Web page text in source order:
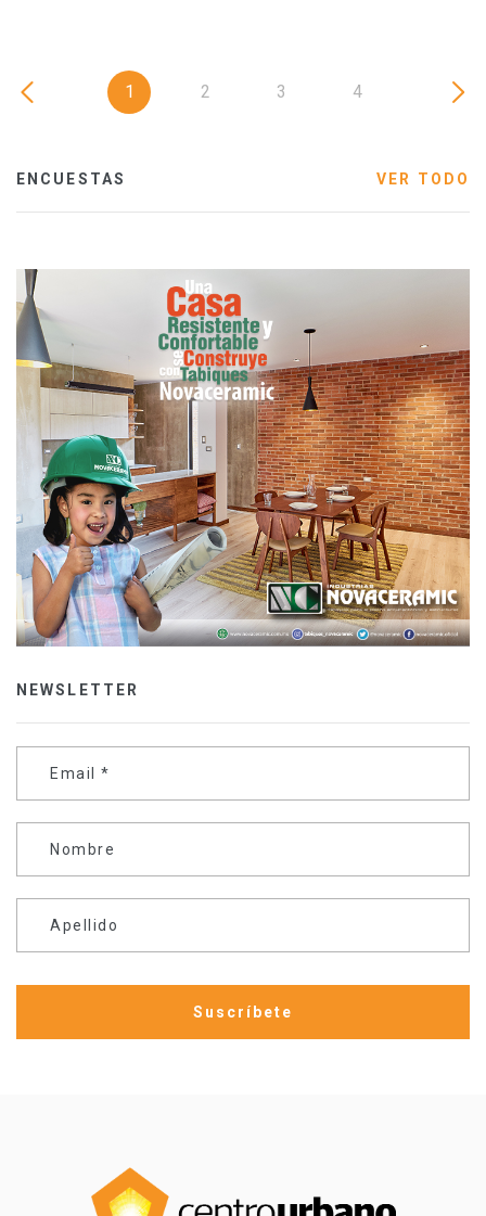
1 2 3 4
ENCUESTAS VER TODO
NEWSLETTER
Email *
Nombre
Apellido